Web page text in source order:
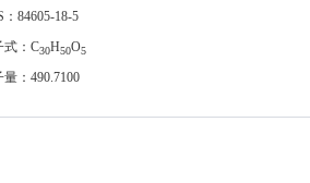
：84605-18-5
式：C30H50O5
量：490.7100